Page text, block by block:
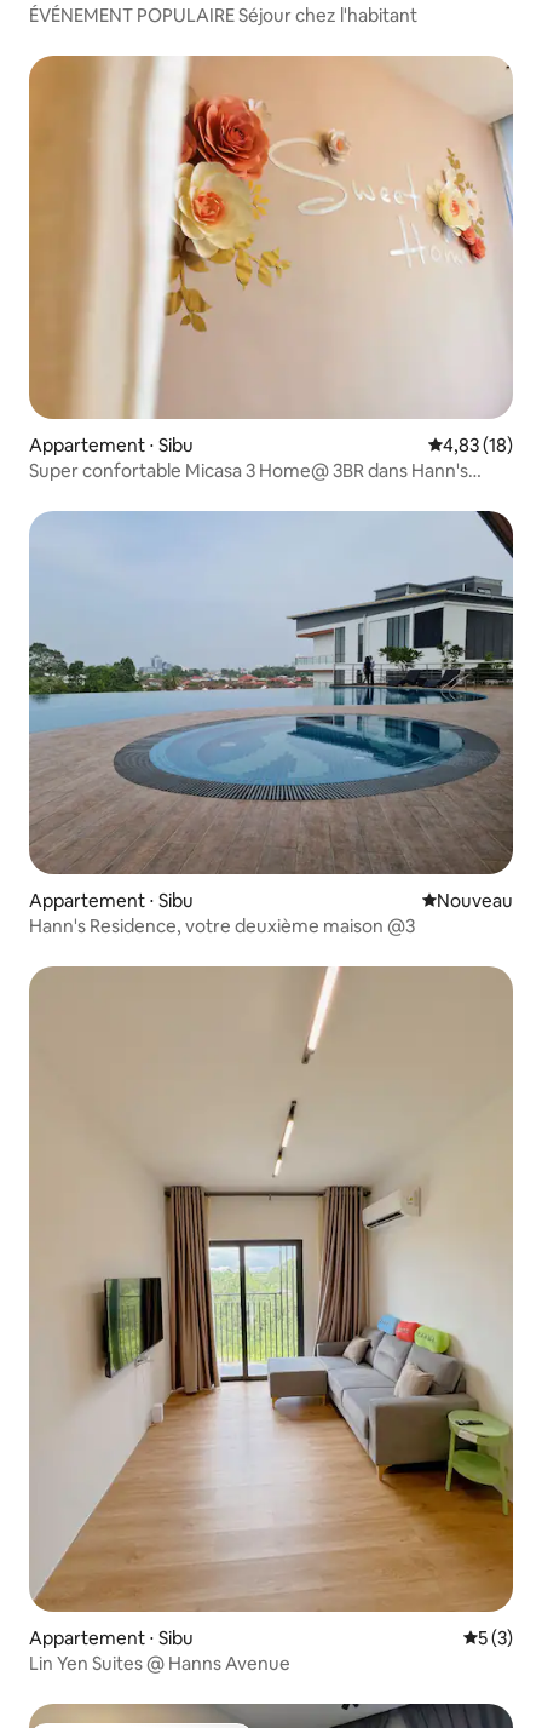
ÉVÉNEMENT POPULAIRE Séjour chez l'habitant
Appartement ⋅ Sibu Évaluation
4,83 (18)
Super confortable Micasa 3 Home@ 3BR dans Hann's
Appartement ⋅ Sibu Nouvel
Nouveau
Hann's Residence, votre deuxième maison @3
Appartement ⋅ Sibu
5 (3)
Lin Yen Suites @ Hanns Avenue